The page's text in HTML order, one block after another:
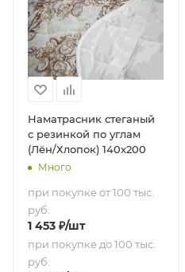
Наматрасник стеганый
с резинкой по углам
(Лён/Хлопок) 140х200
Много
при покупке от 100 тыс.
руб.
1 453 ₽/шт
при покупке до 100 тыс.
руб.